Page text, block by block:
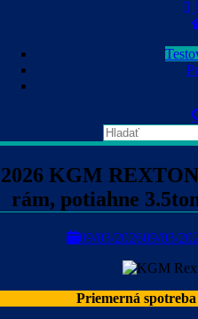
2026 KGM
rám, potiahne
09/03/202609/03/
Priemerná